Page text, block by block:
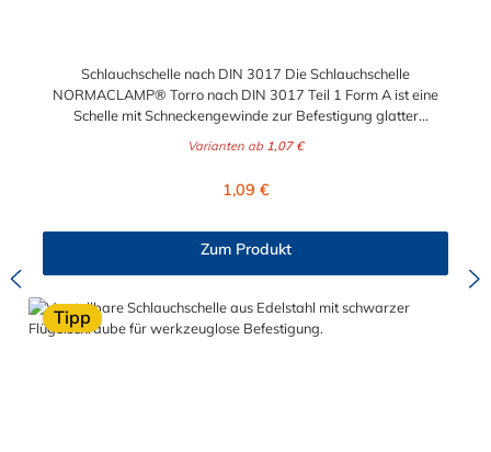
Schlauchschelle nach DIN 3017 Die Schlauchschelle
NORMACLAMP® Torro nach DIN 3017 Teil 1 Form A ist eine
Schelle mit Schneckengewinde zur Befestigung glatter
aus, ist einfach montierbar, wiederverwendbar und durch ihre
somit die richtige Wahl für Schlauchverbindungen jeglicher Art.
210 mm in verschiedenen Abstufungen frei wählbar.
Varianten ab 1,07 €
Regulärer Preis:
1,09 €
Zum Produkt
Tipp